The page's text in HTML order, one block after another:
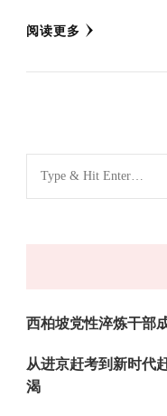
阅读更多
什
西柏坡党性淬炼干部
从进京赶考到新时代
渴